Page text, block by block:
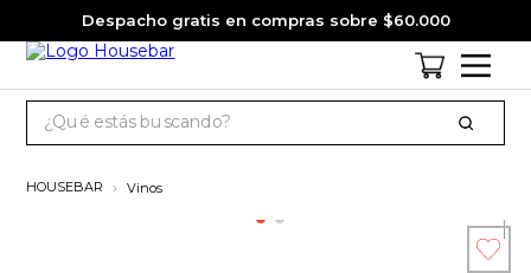
Despacho gratis en compras sobre $60.000
Vinos